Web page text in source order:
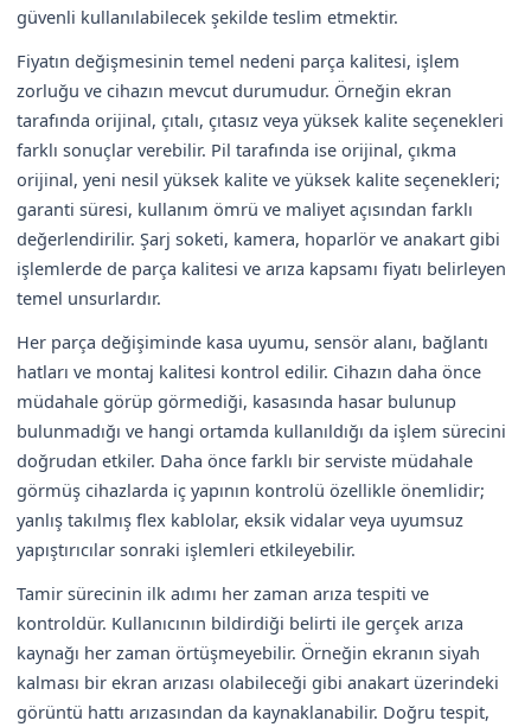
güvenli kullanılabilecek şekilde teslim etmektir.
Fiyatın değişmesinin temel nedeni parça kalitesi, işlem
zorluğu ve cihazın mevcut durumudur. Örneğin ekran
tarafında orijinal, çıtalı, çıtasız veya yüksek kalite seçenekleri
farklı sonuçlar verebilir. Pil tarafında ise orijinal, çıkma
orijinal, yeni nesil yüksek kalite ve yüksek kalite seçenekleri;
garanti süresi, kullanım ömrü ve maliyet açısından farklı
değerlendirilir. Şarj soketi, kamera, hoparlör ve anakart gibi
işlemlerde de parça kalitesi ve arıza kapsamı fiyatı belirleyen
temel unsurlardır.
Her parça değişiminde kasa uyumu, sensör alanı, bağlantı
hatları ve montaj kalitesi kontrol edilir. Cihazın daha önce
müdahale görüp görmediği, kasasında hasar bulunup
bulunmadığı ve hangi ortamda kullanıldığı da işlem sürecini
doğrudan etkiler. Daha önce farklı bir serviste müdahale
görmüş cihazlarda iç yapının kontrolü özellikle önemlidir;
yanlış takılmış flex kablolar, eksik vidalar veya uyumsuz
yapıştırıcılar sonraki işlemleri etkileyebilir.
Tamir sürecinin ilk adımı her zaman arıza tespiti ve
kontroldür. Kullanıcının bildirdiği belirti ile gerçek arıza
kaynağı her zaman örtüşmeyebilir. Örneğin ekranın siyah
kalması bir ekran arızası olabileceği gibi anakart üzerindeki
görüntü hattı arızasından da kaynaklanabilir. Doğru tespit,